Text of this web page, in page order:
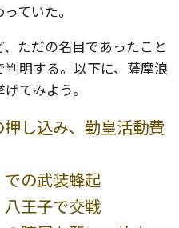
ていた。
ただの名目であったこと
明する。以下に、薩摩浪
てみよう。
し込み、勤皇活動費
の武装蜂起
王子で交戦